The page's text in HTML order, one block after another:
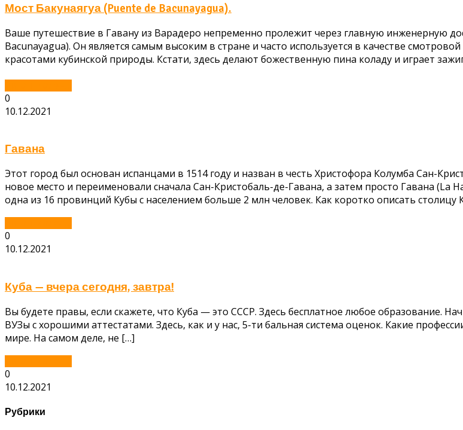
Мост Бакунаягуа (Puente de Bacunayagua).
Ваше путешествие в Гавану из Варадеро непременно пролежит через главную инженерную
Bacunayagua). Он является самым высоким в стране и часто используется в качестве
красотами кубинской природы. Кстати, здесь делают божественную пина коладу и играет
0
10.12.2021
Гавана
Этот город был основан испанцами в 1514 году и назван в честь Христофора Колумба Сан-
новое место и переименовали сначала Сан-Кристобаль-де-Гавана, а затем просто Гавана (La
одна из 16 провинций Кубы с населением больше 2 млн человек. Как коротко описать столицу
0
10.12.2021
Куба — вчера сегодня, завтра!
Вы будете правы, если скажете, что Куба — это СССР. Здесь бесплатное любое образование.
ВУЗы с хорошими аттестатами. Здесь, как и у нас, 5-ти бальная система оценок. Какие
мире. На самом деле, не […]
0
10.12.2021
Рубрики